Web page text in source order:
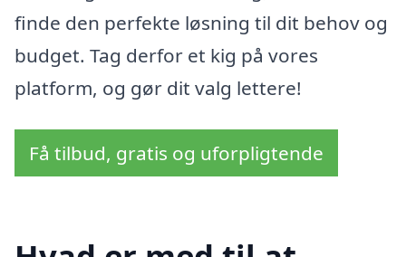
finde den perfekte løsning til dit behov og
budget. Tag derfor et kig på vores
platform, og gør dit valg lettere!
Få tilbud, gratis og uforpligtende